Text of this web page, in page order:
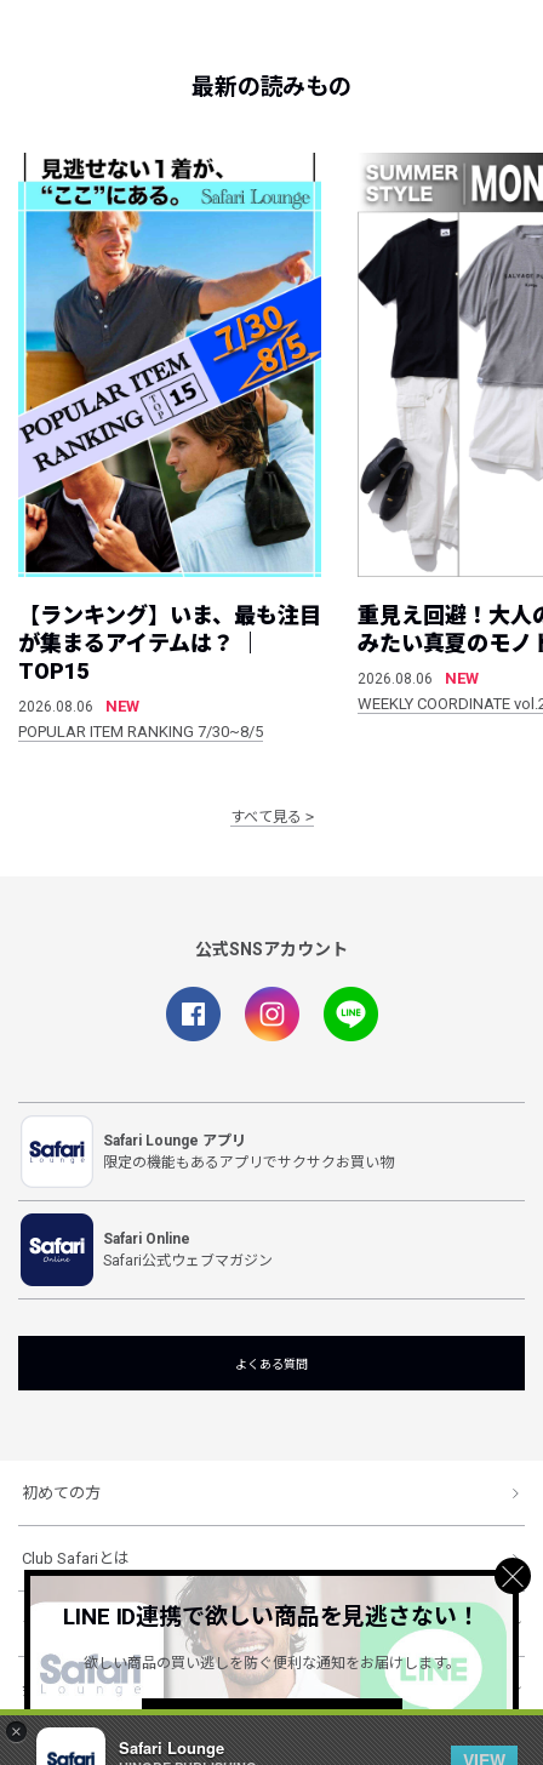
×
Safari Lounge
VIEW
最新の読みもの
【ランキング】いま、最も注目
が集まるアイテムは？ ｜
TOP15
2026.08.06
NEW
POPULAR ITEM RANKING 7/30~8/5
重見え回避！大人
みたい真夏のモノ
2026.08.06
NEW
WEEKLY COORDINATE
すべて見る
公式SNSアカウント
Safari Lounge アプリ
限定の機能もあるアプリでサクサクお買い物
Safari Online
Safari公式ウェブマガジン
よくある質問
初めての方
Club Safariとは
ショッピングガイド
会社概要・規約
LINE ID連携で欲しい商品を見逃さない！
欲しい商品の買い逃しを防ぐ便利な通知をお届けします。
詳しくはこちら ＞